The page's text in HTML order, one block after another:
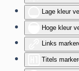
Lage kleur
Hoge kleur
Links
Titels